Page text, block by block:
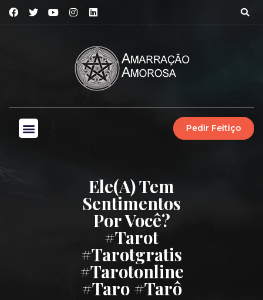
Pedir Feitiço
Ele(a) Tem
Sentimentos
Por Você?
#tarot
#tarotgratis
#tarotonline
#taro #tarô